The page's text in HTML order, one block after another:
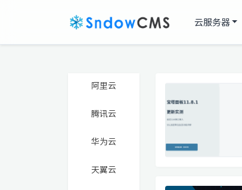
云服务器
阿里云
腾讯云
华为云
天翼云